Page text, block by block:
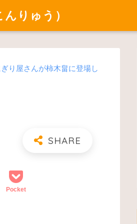
りゅう）
り屋さんが柿木畠に登場し
Pocket